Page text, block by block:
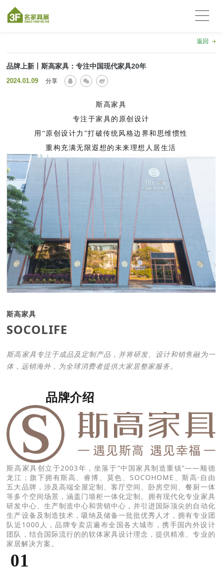
返回
品牌上新丨斯高家具：专注中国现代家具20年
2024.01.09 分享
斯高家具
专注于家具的原创设计
用“原创设计力”打破传统风格边界和思维惯性
重构充满无限遐想的未来理想人居生活
斯高家具
SOCOLIFE
斯高家具专注于成品及定制产品，并将研发、设计和销售融为一
体，远销海外，为全球消费者提供大家居整家服务。
品牌介绍
斯高家具创立于2003年，坐落于“中国家具制造重镇”——顺德
龙江；旗下拥有斯高、睿博、莫色、SOCOHOME、斯高·自由
五大品牌，涉及高端全屋定制、客厅空间、卧房空间、餐厨一体
等多个空间场景，涵盖门墙柜一体化定制。拥有现代化专业家具
研发中心、生产制造中心和营销中心，并引进国际顶尖的自动化
生产设备及制造技术，吸纳及储备一批批优秀人才，拥有专业团
队近1000人，品牌专卖店遍布全国各大城市，携手国内外设计
团队，结合国际流行的的软体家具设计理念，提供精准、专业的
家居解决方案。
01